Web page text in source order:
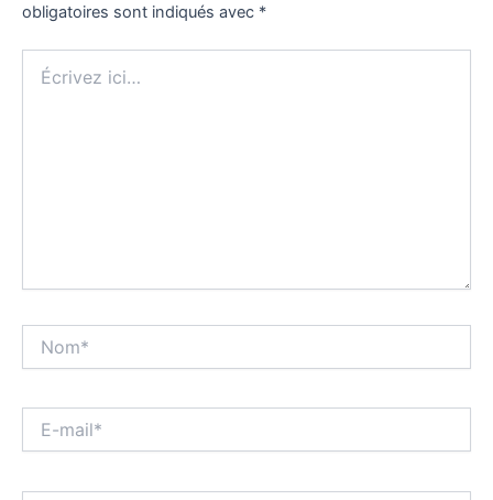
obligatoires sont indiqués avec *
ici…
mail*